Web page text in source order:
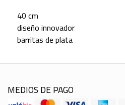
40 cm
diseño innovador
barritas de plata
MEDIOS DE PAGO